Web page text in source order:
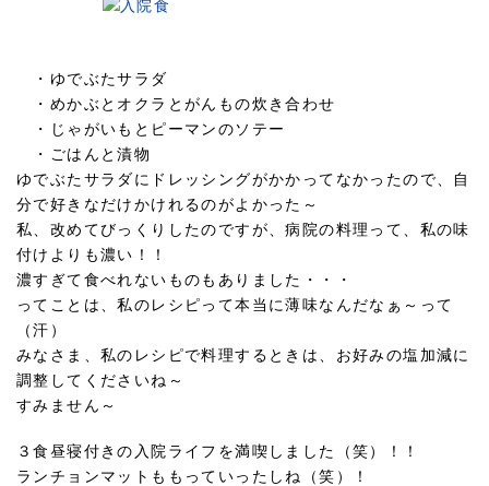
・ゆでぶたサラダ
・めかぶとオクラとがんもの炊き合わせ
・じゃがいもとピーマンのソテー
・ごはんと漬物
ゆでぶたサラダにドレッシングがかかってなかったので、自
分で好きなだけかけれるのがよかった～
私、改めてびっくりしたのですが、病院の料理って、私の味
付けよりも濃い！！
濃すぎて食べれないものもありました・・・
ってことは、私のレシピって本当に薄味なんだなぁ～って
（汗）
みなさま、私のレシピで料理するときは、お好みの塩加減に
調整してくださいね～
すみません～
３食昼寝付きの入院ライフを満喫しました（笑）！！
ランチョンマットももっていったしね（笑）！